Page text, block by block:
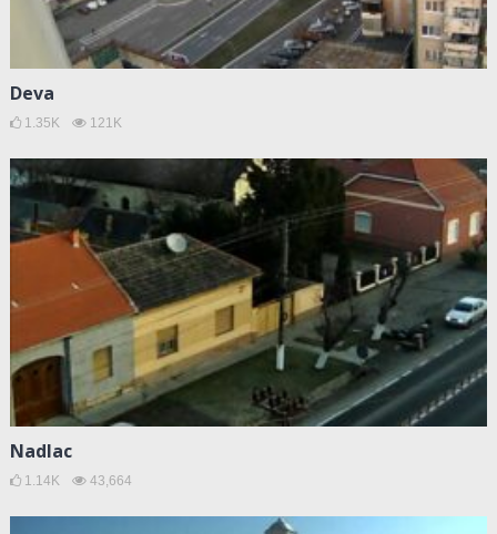
Deva
1.35K 121K
Nadlac
1.14K 43,664